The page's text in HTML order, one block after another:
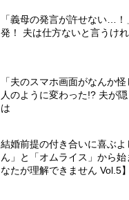
「義母の発言が許せない…
発！ 夫は仕方ないと言うけ
「夫のスマホ画面がなんか
人のように変わった!? 夫が
は
結婚前提の付き合いに喜ぶ
ん」と「オムライス」から
なたが理解できません Vol.5】